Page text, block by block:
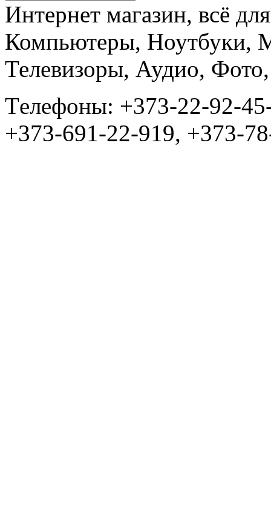
Интернет магазин, всё
Компьютеры, Ноутбуки,
Телевизоры, Аудио,
Tелефоны: +373-22-92-
+373-691-22-919, +373-